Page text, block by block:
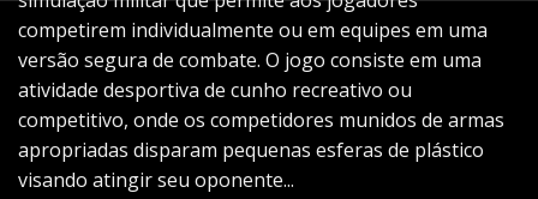
competirem individualmente ou em equipes em uma
versão segura de combate. O jogo consiste em uma
atividade desportiva de cunho recreativo ou
competitivo, onde os competidores munidos de armas
apropriadas disparam pequenas esferas de plástico
visando atingir seu oponente...